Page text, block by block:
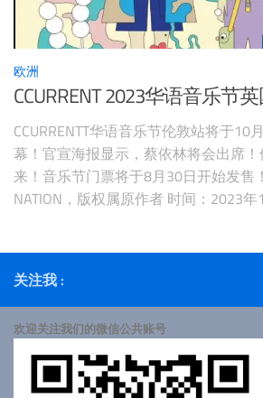
欧洲
CCURRENT 2023华语音乐节
CCURRENTT华语音乐节伦敦站将于10
幕！官宣海报显示，蔡依林将会出席
来！音乐节门票将于8月30日开始发售
NATION，版权属原作者 时间：2023
关注我 :
欢迎关注我们的微信公共账号